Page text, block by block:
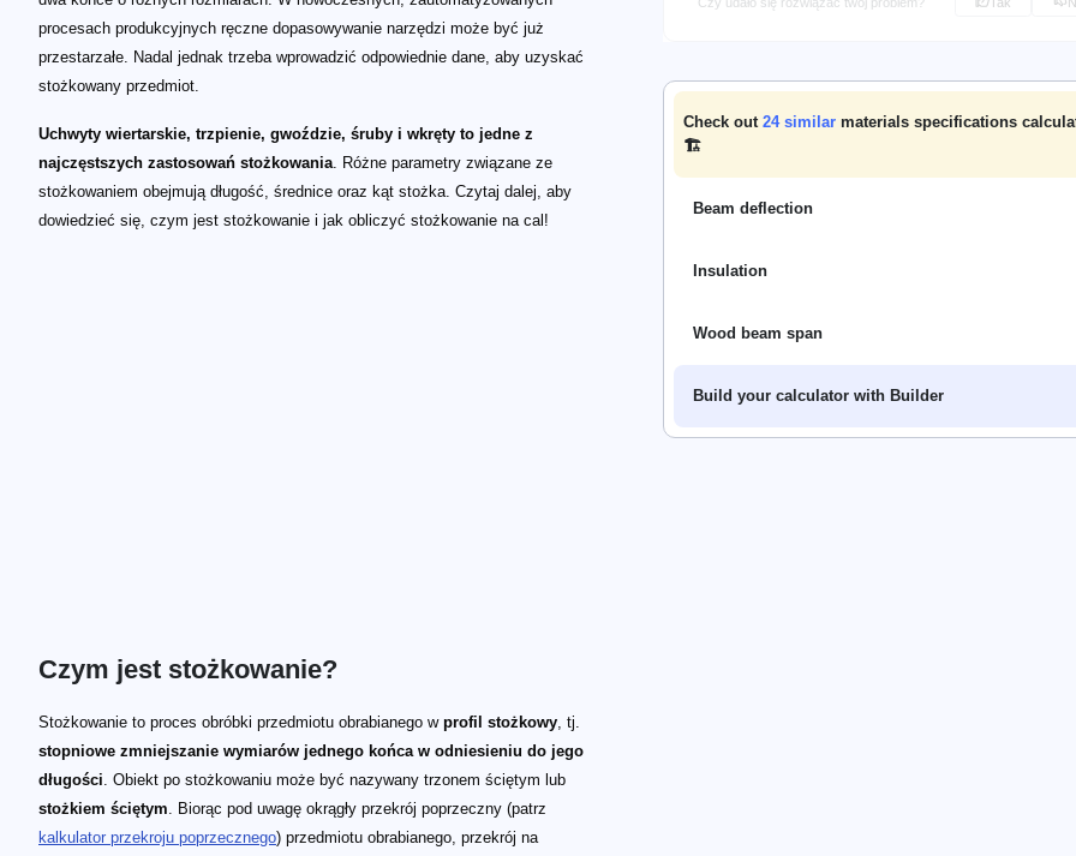
Check out 24similar materials specifications
🏗️
Beam deflection
Insulation
Wood beam span
Build your calculator with Builder
procesach produkcyjnych ręczne dopasowywanie narzędzi może być już
przestarzałe. Nadal jednak trzeba wprowadzić odpowiednie dane, aby uzyskać
stożkowany przedmiot.
Uchwyty wiertarskie, trzpienie, gwoździe, śruby i wkręty to jedne z
najczęstszych zastosowań stożkowania. Różne parametry związane ze
stożkowaniem obejmują długość, średnice oraz kąt stożka. Czytaj dalej, aby
dowiedzieć się, czym jest stożkowanie i jak obliczyć stożkowanie na cal!
Czym jest stożkowanie?
Stożkowanie to proces obróbki przedmiotu obrabianego w profil stożkowy, tj.
stopniowe zmniejszanie wymiarów jednego końca w odniesieniu do jego
długości. Obiekt po stożkowaniu może być nazywany trzonem ściętym lub
stożkiem ściętym. Biorąc pod uwagę okrągły przekrój poprzeczny (patrz
kalkulator przekroju poprzecznego) przedmiotu obrabianego, przekrój na
D_\mathrm{l}
D_\mathrm{s}
T_\mathrm{l}
T_\mathrm{l}
\qquad \mathrm{SNC} = \frac{(D_\mathrm{l} - D_\mathrm{s} )}{T_\mathrm{l}}
\qquad \mathrm{SNC} = 12 \frac{(D_\mathrm{l} - D_\mathrm{s} )}{T_\mathrm{l}}
\qquad \theta = \tan^{-1}(\mathrm{SNC}/2)